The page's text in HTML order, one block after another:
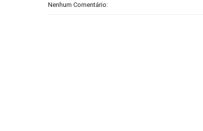
Nenhum Comentário: